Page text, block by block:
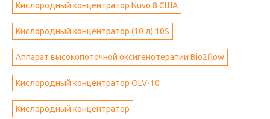
Кислородный концентратор Nuvo 8 США
Кислородный концентратор (10 л) 10S
Аппарат высокопоточной оксигенотерапии Bio2flow
Кислородный концентратор OLV-10
Кислородный концентратор